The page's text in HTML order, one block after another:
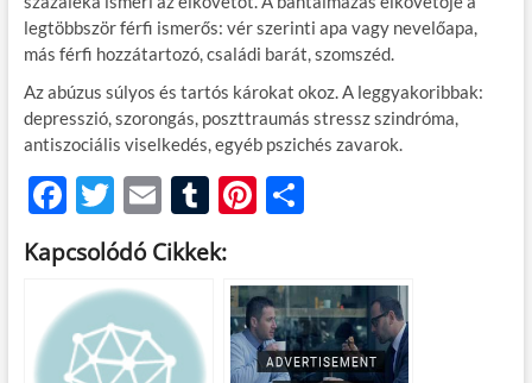
legtöbbször férfi ismerős: vér szerinti apa vagy nevelőapa,
más férfi hozzátartozó, családi barát, szomszéd.
Az abúzus súlyos és tartós károkat okoz. A leggyakoribbak:
depresszió, szorongás, poszttraumás stressz szindróma,
antiszociális viselkedés, egyéb pszichés zavarok.
F
ac
e
b
o
T
w
itt
er
E
m
ail
T
u
m
bl
Pi
es
t
O
m
e
Kapcsolódó Cikkek: